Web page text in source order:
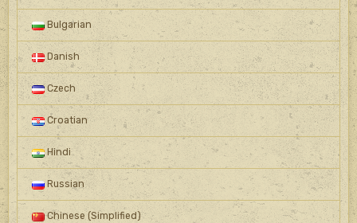
Bulgarian
Danish
Czech
Croatian
Hindi
Russian
Chinese (Simplified)